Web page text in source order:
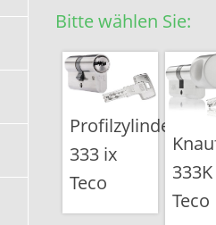
Bitte wählen Sie:
Profilzylinder
333 ix
Teco
Teco